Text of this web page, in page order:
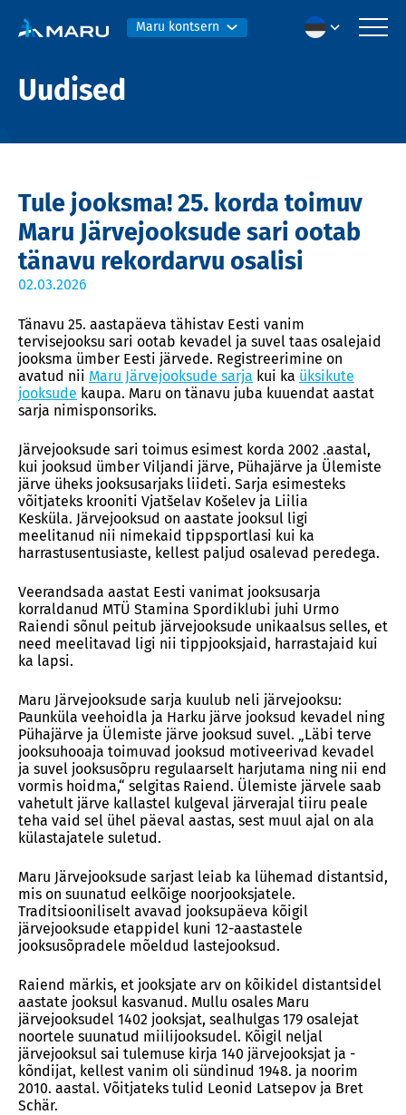
Maru kontsern
Uudised
Tule jooksma! 25. korda toimuv
Maru Järvejooksude sari ootab
tänavu rekordarvu osalisi
02.03.2026
Tänavu 25. aastapäeva tähistav Eesti vanim
tervisejooksu sari ootab kevadel ja suvel taas osalejaid
jooksma ümber Eesti järvede. Registreerimine on
avatud nii Maru Järvejooksude sarja kui ka üksikute
jooksude kaupa. Maru on tänavu juba kuuendat aastat
sarja nimisponsoriks.
Järvejooksude sari toimus esimest korda 2002 .aastal,
kui jooksud ümber Viljandi järve, Pühajärve ja Ülemiste
järve üheks jooksusarjaks liideti. Sarja esimesteks
võitjateks krooniti Vjatšelav Košelev ja Liilia
Kesküla. Järvejooksud on aastate jooksul ligi
meelitanud nii nimekaid tippsportlasi kui ka
harrastusentusiaste, kellest paljud osalevad peredega.
Veerandsada aastat Eesti vanimat jooksusarja
korraldanud MTÜ Stamina Spordiklubi juhi Urmo
Raiendi sõnul peitub järvejooksude unikaalsus selles, et
need meelitavad ligi nii tippjooksjaid, harrastajaid kui
ka lapsi.
Maru Järvejooksude sarja kuulub neli järvejooksu:
Paunküla veehoidla ja Harku järve jooksud kevadel ning
Pühajärve ja Ülemiste järve jooksud suvel. „Läbi terve
jooksuhooaja toimuvad jooksud motiveerivad kevadel
ja suvel jooksusõpru regulaarselt harjutama ning nii end
vormis hoidma,“ selgitas Raiend. Ülemiste järvele saab
vahetult järve kallastel kulgeval järverajal tiiru peale
teha vaid sel ühel päeval aastas, sest muul ajal on ala
külastajatele suletud.
Maru Järvejooksude sarjast leiab ka lühemad distantsid,
mis on suunatud eelkõige noorjooksjatele.
Traditsiooniliselt avavad jooksupäeva kõigil
järvejooksude etappidel kuni 12-aastastele
jooksusõpradele mõeldud lastejooksud.
Raiend märkis, et jooksjate arv on kõikidel distantsidel
aastate jooksul kasvanud. Mullu osales Maru
järvejooksudel 1402 jooksjat, sealhulgas 179 osalejat
noortele suunatud miilijooksudel. Kõigil neljal
järvejooksul sai tulemuse kirja 140 järvejooksjat ja -
kõndijat, kellest vanim oli sündinud 1948. ja noorim
2010. aastal. Võitjateks tulid Leonid Latsepov ja Bret
Schär.